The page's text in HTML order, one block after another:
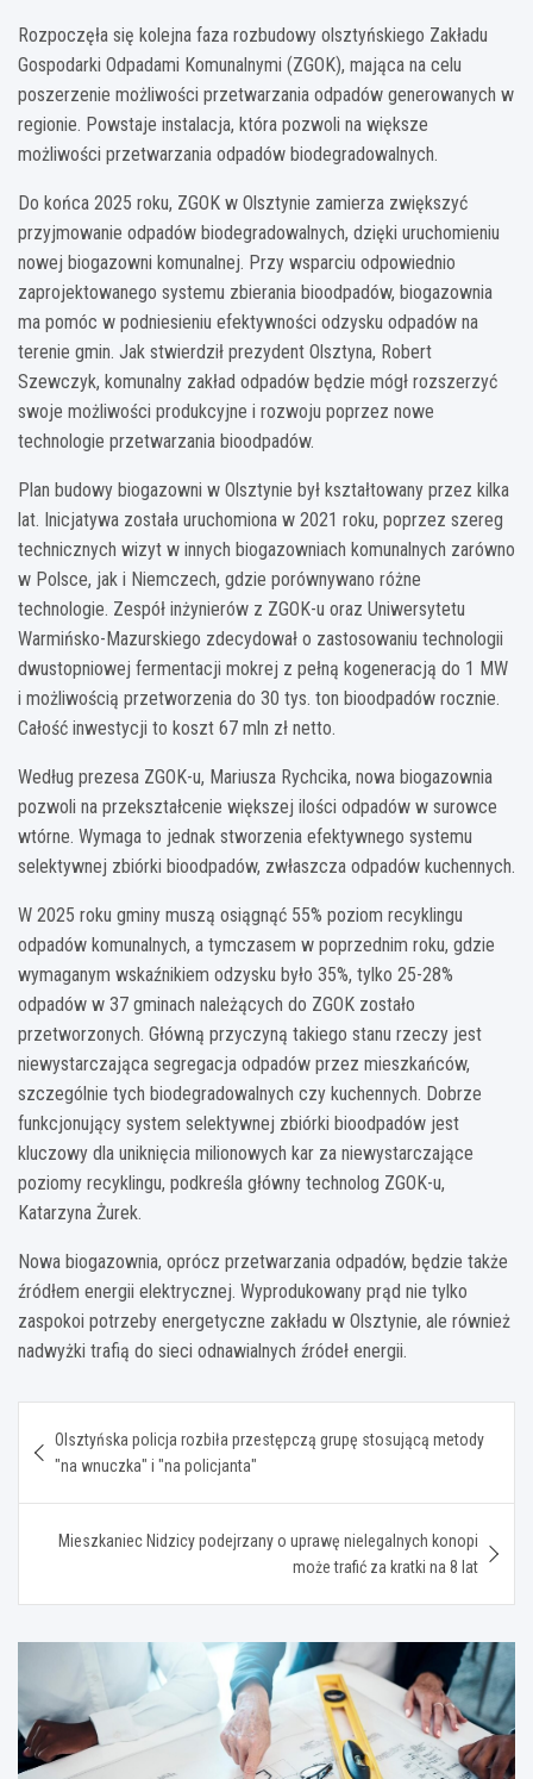
Rozpoczęła się kolejna faza rozbudowy olsztyńskiego Zakładu
Gospodarki Odpadami Komunalnymi (ZGOK), mająca na celu
poszerzenie możliwości przetwarzania odpadów generowanych w
regionie. Powstaje instalacja, która pozwoli na większe
możliwości przetwarzania odpadów biodegradowalnych.
Do końca 2025 roku, ZGOK w Olsztynie zamierza zwiększyć
przyjmowanie odpadów biodegradowalnych, dzięki uruchomieniu
nowej biogazowni komunalnej. Przy wsparciu odpowiednio
zaprojektowanego systemu zbierania bioodpadów, biogazownia
ma pomóc w podniesieniu efektywności odzysku odpadów na
terenie gmin. Jak stwierdził prezydent Olsztyna, Robert
Szewczyk, komunalny zakład odpadów będzie mógł rozszerzyć
swoje możliwości produkcyjne i rozwoju poprzez nowe
technologie przetwarzania bioodpadów.
Plan budowy biogazowni w Olsztynie był kształtowany przez kilka
lat. Inicjatywa została uruchomiona w 2021 roku, poprzez szereg
technicznych wizyt w innych biogazowniach komunalnych zarówno
w Polsce, jak i Niemczech, gdzie porównywano różne
technologie. Zespół inżynierów z ZGOK-u oraz Uniwersytetu
Warmińsko-Mazurskiego zdecydował o zastosowaniu technologii
dwustopniowej fermentacji mokrej z pełną kogeneracją do 1 MW
i możliwością przetworzenia do 30 tys. ton bioodpadów rocznie.
Całość inwestycji to koszt 67 mln zł netto.
Według prezesa ZGOK-u, Mariusza Rychcika, nowa biogazownia
pozwoli na przekształcenie większej ilości odpadów w surowce
wtórne. Wymaga to jednak stworzenia efektywnego systemu
selektywnej zbiórki bioodpadów, zwłaszcza odpadów kuchennych.
W 2025 roku gminy muszą osiągnąć 55% poziom recyklingu
odpadów komunalnych, a tymczasem w poprzednim roku, gdzie
wymaganym wskaźnikiem odzysku było 35%, tylko 25-28%
odpadów w 37 gminach należących do ZGOK zostało
przetworzonych. Główną przyczyną takiego stanu rzeczy jest
niewystarczająca segregacja odpadów przez mieszkańców,
szczególnie tych biodegradowalnych czy kuchennych. Dobrze
funkcjonujący system selektywnej zbiórki bioodpadów jest
kluczowy dla uniknięcia milionowych kar za niewystarczające
poziomy recyklingu, podkreśla główny technolog ZGOK-u,
Katarzyna Żurek.
Nowa biogazownia, oprócz przetwarzania odpadów, będzie także
źródłem energii elektrycznej. Wyprodukowany prąd nie tylko
zaspokoi potrzeby energetyczne zakładu w Olsztynie, ale również
nadwyżki trafią do sieci odnawialnych źródeł energii.
wpisu
Olsztyńska policja rozbiła przestępczą grupę stosującą metody
"na wnuczka" i "na policjanta"
Mieszkaniec Nidzicy podejrzany o uprawę nielegalnych konopi
może trafić za kratki na 8 lat